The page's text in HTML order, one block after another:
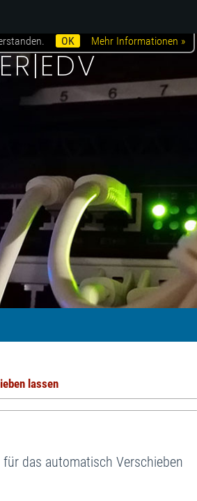
lassen
das automatisch Verschieben
OK Mehr Informationen »